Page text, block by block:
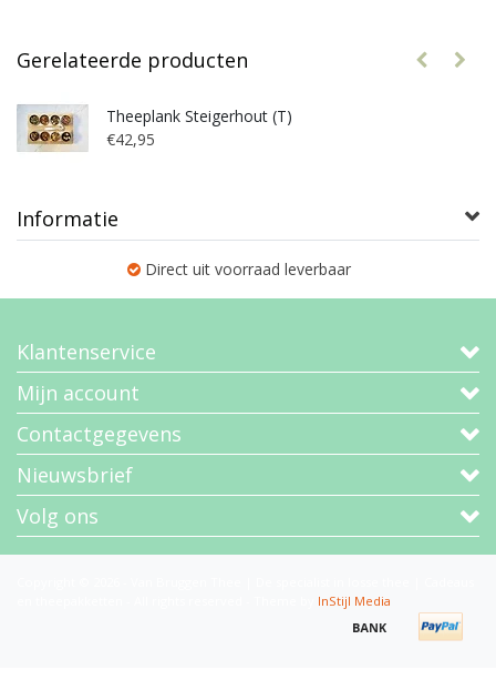
Gerelateerde producten
Theeplank Steigerhout (T)
€42,95
Informatie
Direct uit voorraad leverbaar
Klantenservice
Mijn account
Contactgegevens
Nieuwsbrief
Volg ons
InStijl Media